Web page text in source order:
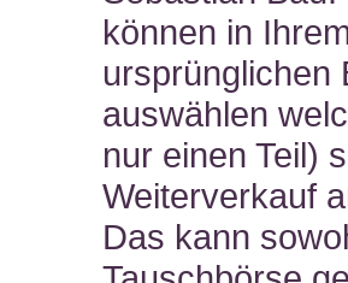
können in
ursprünglichen
auswählen
nur einen Teil)
Weiterverkauf
Das kann